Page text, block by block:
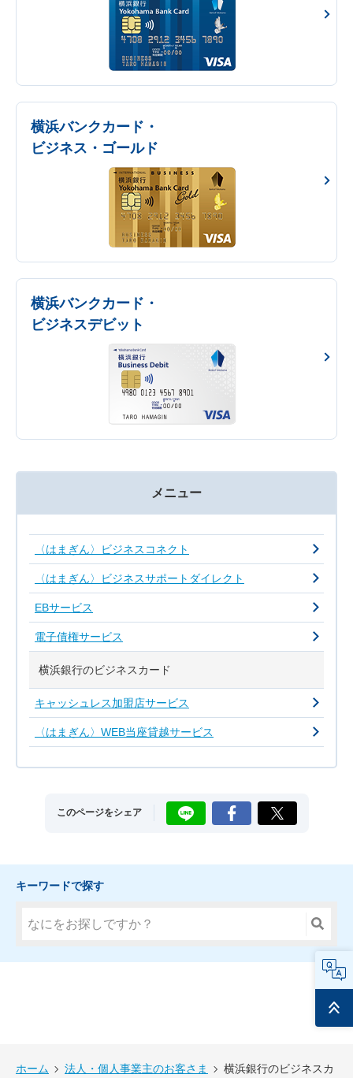
横浜バンクカード・
ビジネス・ゴールド
横浜バンクカード・
ビジネスデビット
メニュー
〈はまぎん〉ビジネスコネクト
〈はまぎん〉ビジネスサポートダイレクト
EBサービス
電子債権サービス
横浜銀行のビジネスカード
キャッシュレス加盟店サービス
〈はまぎん〉WEB当座貸越サービス
このページをシェア LINE Facebook X
キーワードで探す
トップ
ホーム 法人・個人事業主のお客さま
横浜銀行のビジネスカ